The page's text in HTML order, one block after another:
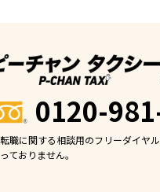
0120-
職に関する相談用のフリーダイヤ
ておりません。